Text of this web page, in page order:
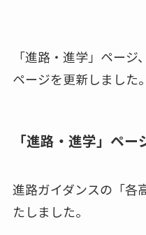
「進路・進学」ページ
ページを更新しました。
「進路・進学」ペー
進路ガイダンスの「各
たしました。